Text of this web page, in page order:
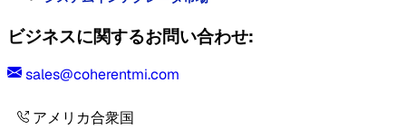
ビジネスに関するお問い合わせ:
sales@coherentmi.com
アメリカ合衆国